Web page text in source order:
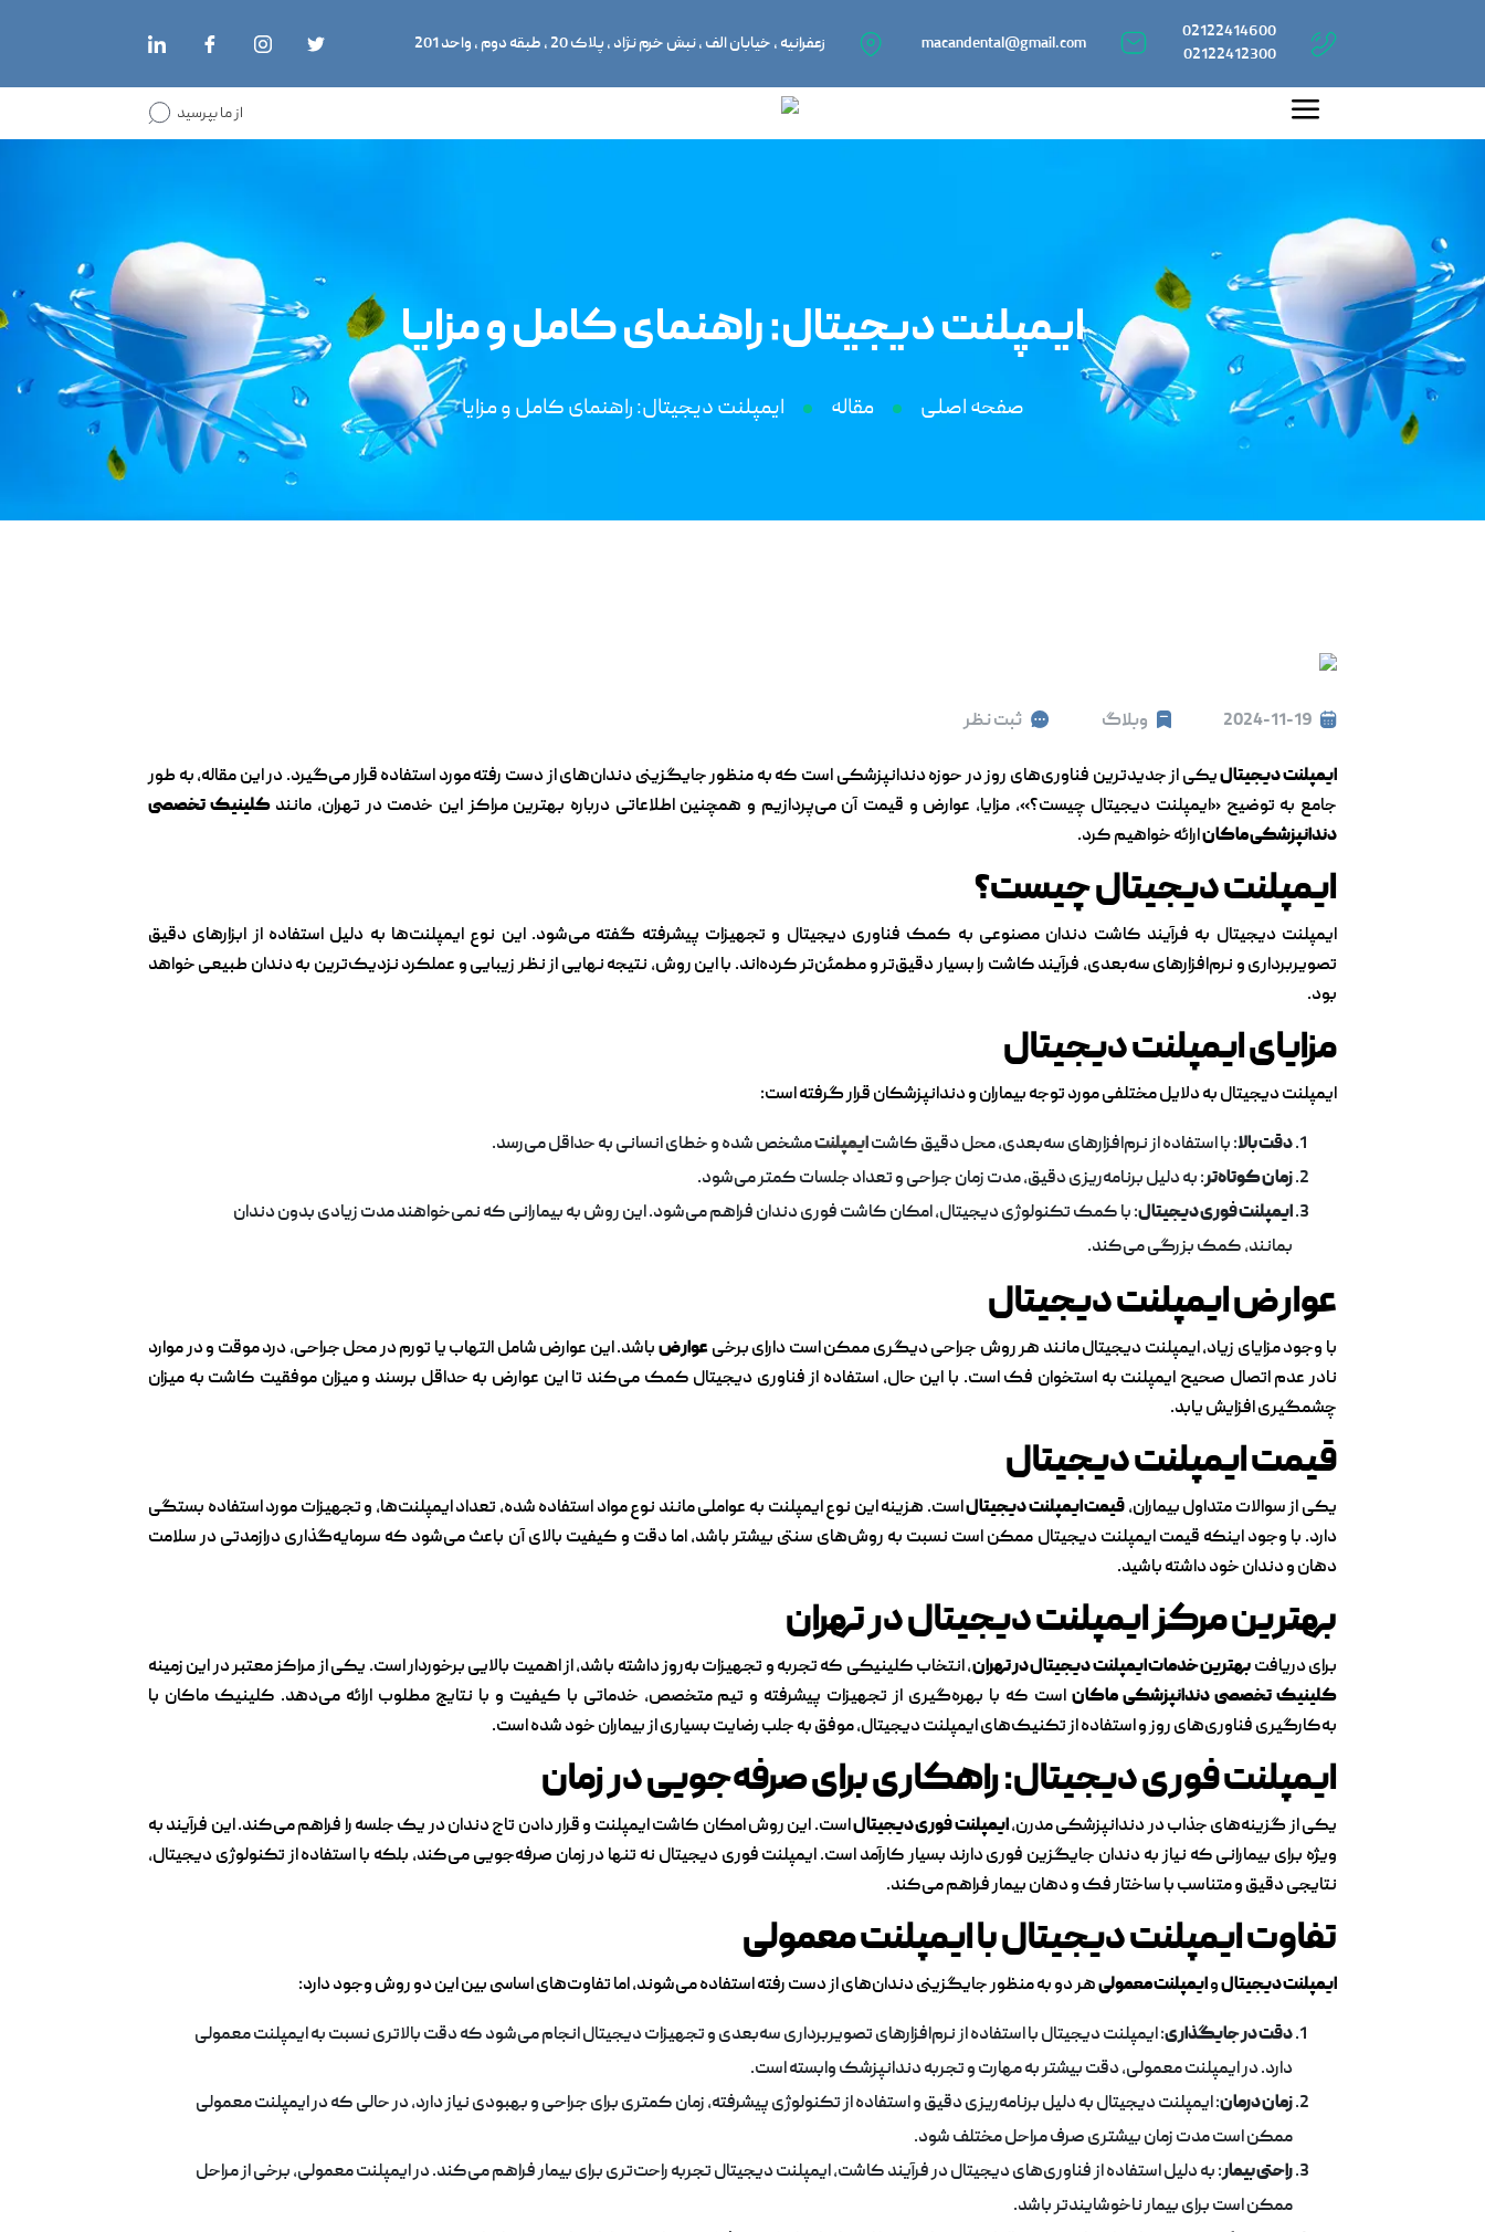
02122414600
02122412300
macandental@gmail.com زعفرانیه ، خیابان الف ، نبش خرم نژاد ، پلاک 20 ، طبقه دوم ، واحد 201
از ما بپرسید
ایمپلنت دیجیتال: راهنمای کامل و مزایا
صفحه اصلی مقاله ایمپلنت دیجیتال: راهنمای کامل و مزایا
2024-11-19 وبلاگ ثبت نظر
ایمپلنت دیجیتالیکی از جدیدترین فناوری‌های روز در حوزه دندانپزشکی است که به منظور جایگزینی دندان‌های از دست رفته مورد استفاده قرار می‌گیرد. در این مقاله، به طور
جامع به توضیح «ایمپلنت دیجیتال چیست؟»، مزایا، عوارض و قیمت آن می‌پردازیم و همچنین اطلاعاتی درباره بهترین مراکز این خدمت در تهران، مانندکلینیک تخصصی
دندانپزشکی ماکانارائه خواهیم کرد.
ایمپلنت دیجیتال چیست؟
ایمپلنت دیجیتال به فرآیند کاشت دندان مصنوعی به کمک فناوری دیجیتال و تجهیزات پیشرفته گفته می‌شود. این نوع ایمپلنت‌ها به دلیل استفاده از ابزارهای دقیق
تصویربرداری و نرم‌افزارهای سه‌بعدی، فرآیند کاشت را بسیار دقیق‌تر و مطمئن‌تر کرده‌اند. با این روش، نتیجه نهایی از نظر زیبایی و عملکرد نزدیک‌ترین به دندان طبیعی خواهد
بود.
مزایای ایمپلنت دیجیتال
ایمپلنت دیجیتال به دلایل مختلفی مورد توجه بیماران و دندانپزشکان قرار گرفته است:
دقت بالا: با استفاده از نرم‌افزارهای سه‌بعدی، محل دقیق کاشتایمپلنتمشخص شده و خطای انسانی به حداقل می‌رسد.
زمان کوتاه‌تر: به دلیل برنامه‌ریزی دقیق، مدت زمان جراحی و تعداد جلسات کمتر می‌شود.
ایمپلنت فوری دیجیتال: با کمک تکنولوژی دیجیتال، امکان کاشت فوری دندان فراهم می‌شود. این روش به بیمارانی که نمی‌خواهند مدت زیادی بدون دندان
بمانند، کمک بزرگی می‌کند.
عوارض ایمپلنت دیجیتال
با وجود مزایای زیاد، ایمپلنت دیجیتال مانند هر روش جراحی دیگری ممکن است دارای برخیعوارضباشد. این عوارض شامل التهاب یا تورم در محل جراحی، درد موقت و در موارد
نادر عدم اتصال صحیح ایمپلنت به استخوان فک است. با این حال، استفاده از فناوری دیجیتال کمک می‌کند تا این عوارض به حداقل برسند و میزان موفقیت کاشت به میزان
چشمگیری افزایش یابد.
قیمت ایمپلنت دیجیتال
یکی از سوالات متداول بیماران،قیمت ایمپلنت دیجیتالاست. هزینه این نوع ایمپلنت به عواملی مانند نوع مواد استفاده شده، تعداد ایمپلنت‌ها، و تجهیزات مورد استفاده بستگی
دارد. با وجود اینکه قیمت ایمپلنت دیجیتال ممکن است نسبت به روش‌های سنتی بیشتر باشد، اما دقت و کیفیت بالای آن باعث می‌شود که سرمایه‌گذاری درازمدتی در سلامت
دهان و دندان خود داشته باشید.
بهترین مرکز ایمپلنت دیجیتال در تهران
برای دریافتبهترین خدمات ایمپلنت دیجیتال در تهران، انتخاب کلینیکی که تجربه و تجهیزات به‌روز داشته باشد، از اهمیت بالایی برخوردار است. یکی از مراکز معتبر در این زمینه
کلینیک تخصصی دندانپزشکی ماکاناست که با بهره‌گیری از تجهیزات پیشرفته و تیم متخصص، خدماتی با کیفیت و با نتایج مطلوب ارائه می‌دهد. کلینیک ماکان با
به‌کارگیری فناوری‌های روز و استفاده از تکنیک‌های ایمپلنت دیجیتال، موفق به جلب رضایت بسیاری از بیماران خود شده است.
ایمپلنت فوری دیجیتال: راهکاری برای صرفه‌جویی در زمان
یکی از گزینه‌های جذاب در دندانپزشکی مدرن،ایمپلنت فوری دیجیتالاست. این روش امکان کاشت ایمپلنت و قرار دادن تاج دندان در یک جلسه را فراهم می‌کند. این فرآیند به
ویژه برای بیمارانی که نیاز به دندان جایگزین فوری دارند بسیار کارآمد است. ایمپلنت فوری دیجیتال نه تنها در زمان صرفه‌جویی می‌کند، بلکه با استفاده از تکنولوژی دیجیتال،
نتایجی دقیق و متناسب با ساختار فک و دهان بیمار فراهم می‌کند.
تفاوت ایمپلنت دیجیتال با ایمپلنت معمولی
ایمپلنت دیجیتالوایمپلنت معمولیهر دو به منظور جایگزینی دندان‌های از دست رفته استفاده می‌شوند، اما تفاوت‌های اساسی بین این دو روش وجود دارد:
دقت در جایگذاری: ایمپلنت دیجیتال با استفاده از نرم‌افزارهای تصویربرداری سه‌بعدی و تجهیزات دیجیتال انجام می‌شود که دقت بالاتری نسبت به ایمپلنت معمولی
دارد. در ایمپلنت معمولی، دقت بیشتر به مهارت و تجربه دندانپزشک وابسته است.
زمان درمان: ایمپلنت دیجیتال به دلیل برنامه‌ریزی دقیق و استفاده از تکنولوژی پیشرفته، زمان کمتری برای جراحی و بهبودی نیاز دارد، در حالی که در ایمپلنت معمولی
ممکن است مدت زمان بیشتری صرف مراحل مختلف شود.
راحتی بیمار: به دلیل استفاده از فناوری‌های دیجیتال در فرآیند کاشت، ایمپلنت دیجیتال تجربه راحت‌تری برای بیمار فراهم می‌کند. در ایمپلنت معمولی، برخی از مراحل
ممکن است برای بیمار ناخوشایندتر باشد.